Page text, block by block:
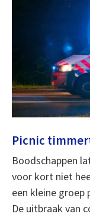
Picnic
Boodschappen
voor kort niet
een kleine groep
De uitbraak van